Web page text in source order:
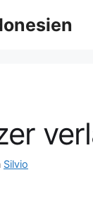
Silvio